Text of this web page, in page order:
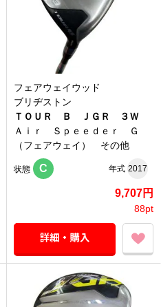
フェアウェイウッド
ブリヂストン
ＴＯＵＲ Ｂ ＪＧＲ ３Ｗ
Ａｉｒ Ｓｐｅｅｄｅｒ Ｇ
（フェアウェイ） その他
状態 C 年式 2017
9,707円
88pt